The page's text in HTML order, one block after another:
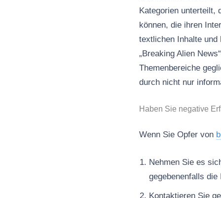
Kategorien unterteilt,
können, die ihren
textlichen Inhalte
„Breaking Alien
Themenbereiche
durch nicht nur
Haben Sie negative
Wenn Sie Opfer von
Nehmen Sie es
gegebenenfalls
Kontaktieren Sie